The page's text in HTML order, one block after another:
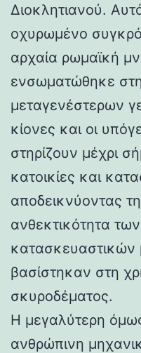
Διοκλητιανού.
οχυρωμένο
αρχαία ρωμαϊκή
ενσωματώθηκε
μεταγενέστερων
κίονες και οι
στηρίζουν μέχρι
κατοικίες και
αποδεικνύοντας
ανθεκτικότητα
κατασκευαστικών
βασίστηκαν στη
σκυροδέματος.
Η μεγαλύτερη
ανθρώπινη